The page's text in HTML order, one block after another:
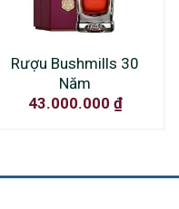
Rượu Bushmills 30
Năm
43.000.000 ₫